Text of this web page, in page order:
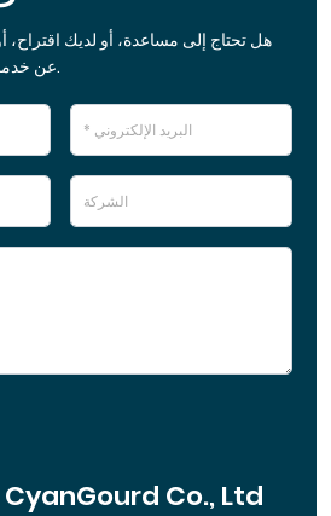
هل تحتاج إلى مساعدة، أو لديك
عن خدماتنا؟ يسعدنا التواصل معك.
Co., Ltd